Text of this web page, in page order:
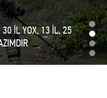
İL YOX, 13 İL, 25